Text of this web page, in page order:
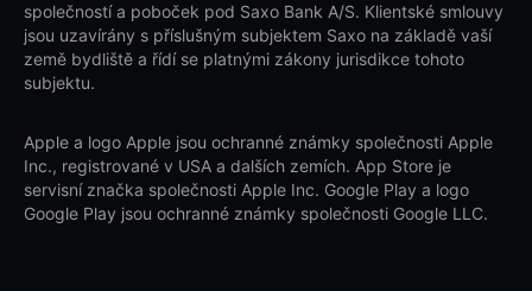
společností a poboček pod Saxo Bank A/S. Klientské smlouvy
jsou uzavírány s příslušným subjektem Saxo na základě vaší
země bydliště a řídí se platnými zákony jurisdikce tohoto
subjektu.
Apple a logo Apple jsou ochranné známky společnosti Apple
Inc., registrované v USA a dalších zemích. App Store je
servisní značka společnosti Apple Inc. Google Play a logo
Google Play jsou ochranné známky společnosti Google LLC.